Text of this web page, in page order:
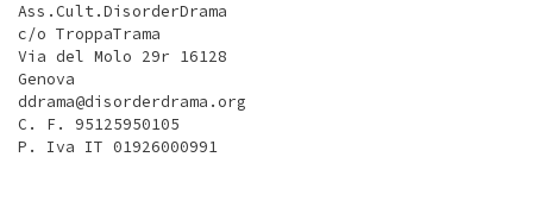
Ass.Cult.DisorderDrama
c/o TroppaTrama
Via del Molo 29r 16128
Genova
ddrama@disorderdrama.org
C. F. 95125950105
P. Iva IT 01926000991